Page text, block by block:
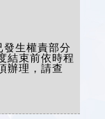
發生權責部分
結束前依時程
辦理，請查